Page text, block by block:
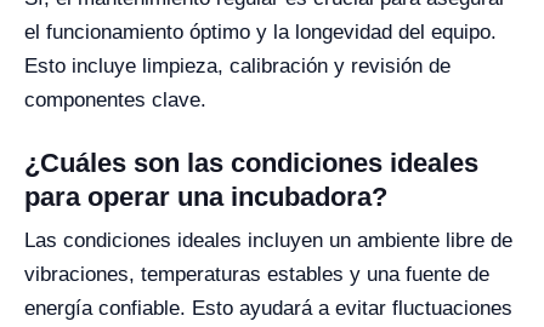
el funcionamiento óptimo y la longevidad del equipo.
Esto incluye limpieza, calibración y revisión de
componentes clave.
¿Cuáles son las condiciones ideales
para operar una incubadora?
Las condiciones ideales incluyen un ambiente libre de
vibraciones, temperaturas estables y una fuente de
energía confiable. Esto ayudará a evitar fluctuaciones